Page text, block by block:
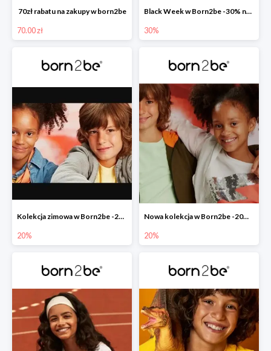
70zł rabatu na zakupy w born2be
70.00 zł
Black Week w Born2be -30% na wszystko
30%
Kolekcja zimowa w Born2be -20%
20%
Nowa kolekcja w Born2be -20% na cały asortyment
20%